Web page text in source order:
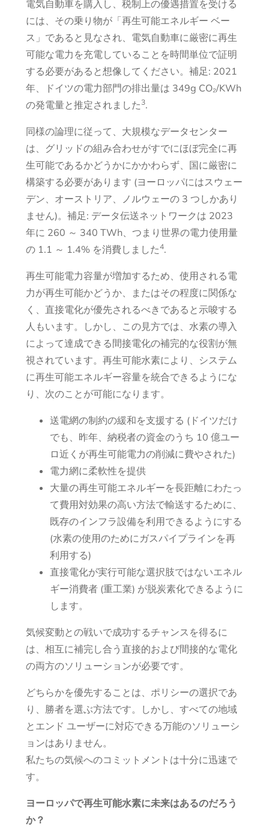
電気自動車を購入し、税制上の優遇措置を受ける
には、その乗り物が「再生可能エネルギー ベー
ス」であると見なされ、電気自動車に厳密に再生
可能な電力を充電していることを時間単位で証明
する必要があると想像してください。補足: 2021
年、ドイツの電力部門の排出量は 349g CO₂/KWh
の発電量と推定されました 3.
同様の論理に従って、大規模なデータセンター
は、グリッドの組み合わせがすでにほぼ完全に再
生可能であるかどうかにかかわらず、国に厳密に
構築する必要があります (ヨーロッパにはスウェー
デン、オーストリア、ノルウェーの 3 つしかあり
ません)。補足: データ伝送ネットワークは 2023
年に 260 ～ 340 TWh、つまり世界の電力使用量
の 1.1 ～ 1.4% を消費しました4.
再生可能電力容量が増加するため、使用される電
力が再生可能かどうか、またはその程度に関係な
く、直接電化が優先されるべきであると示唆する
人もいます。しかし、この見方では、水素の導入
によって達成できる間接電化の補完的な役割が無
視されています。再生可能水素により、システム
に再生可能エネルギー容量を統合できるようにな
り、次のことが可能になります。
送電網の制約の緩和を支援する (ドイツだけ
でも、昨年、納税者の資金のうち 10 億ユー
ロ近くが再生可能電力の削減に費やされた)
電力網に柔軟性を提供
大量の再生可能エネルギーを長距離にわたっ
て費用対効果の高い方法で輸送するために、
既存のインフラ設備を利用できるようにする
(水素の使用のためにガスパイプラインを再
利用する)
直接電化が実行可能な選択肢ではないエネル
ギー消費者 (重工業) が脱炭素化できるように
します。
気候変動との戦いで成功するチャンスを得るに
は、相互に補完し合う直接的および間接的な電化
の両方のソリューションが必要です。
どちらかを優先することは、ポリシーの選択であ
り、勝者を選ぶ方法です。しかし、すべての地域
とエンド ユーザーに対応できる万能のソリューシ
ョンはありません。
私たちの気候へのコミットメントは十分に迅速で
す。
ヨーロッパで再生可能水素に未来はあるのだろう
か？